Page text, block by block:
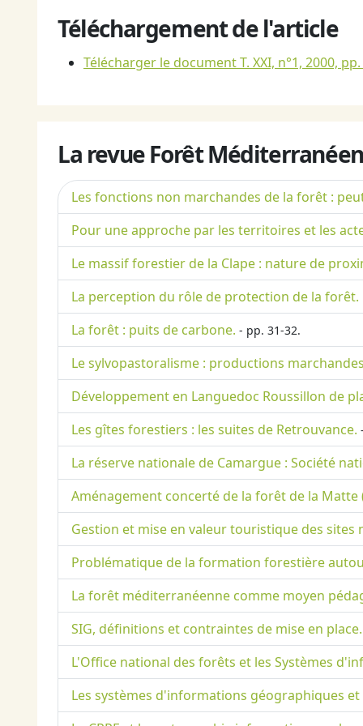
Téléchargement de l'article
Télécharger le document T. XXI, n°1, 2000,
La revue Forêt
Les fonctions non marchandes de la forêt :
Pour une approche par les territoires et les
Le massif forestier de la Clape : nature de
La perception du rôle de protection de la
La forêt : puits de carbone. - pp. 31-32.
Le sylvopastoralisme : productions
Développement en Languedoc Roussillon de
Les gîtes forestiers : les suites de Retrouvance.
La réserve nationale de Camargue : Société
Aménagement concerté de la forêt de la Matte
Gestion et mise en valeur touristique des
Problématique de la formation forestière
La forêt méditerranéenne comme moyen
SIG, définitions et contraintes de mise en place.
L'Office national des forêts et les Systèmes
Les systèmes d'informations géographiques